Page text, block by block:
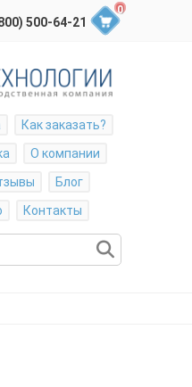
0
Как заказать?
О компании
Блог
Контакты